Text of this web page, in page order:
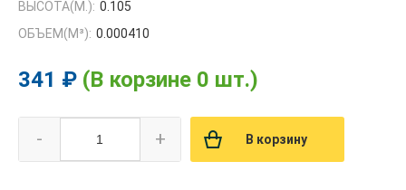
ВЫСОТА(М.): 0.105
ОБЪЕМ(M³): 0.000410
341 ₽ (В корзине 0 шт.)
- + В корзину